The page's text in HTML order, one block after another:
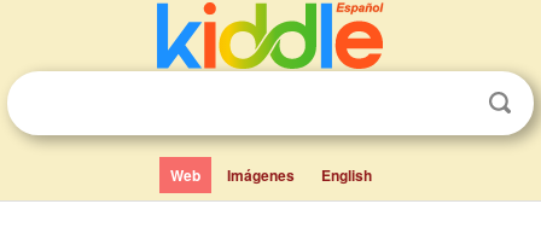
Web Imágenes English